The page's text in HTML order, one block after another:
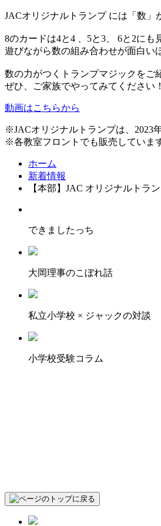
JACオリジナルトランプ には「数」
8のカードは4と4 、5と3、 6と2に
遊びながら数の組み合わせが面白い
数の力がつくトランプマジックをご
ぜひ、ご家族でやってみてください！
動画はこちらから
※JACオリジナルトランプは、2023
※各教室フロントでも販売していま
ホーム
新着情報
【本部】JAC オリジナルトラ
できましたっち
大岡理事のこぼれ話
私立小学校 × ジャックの対談
小学校受験コラム